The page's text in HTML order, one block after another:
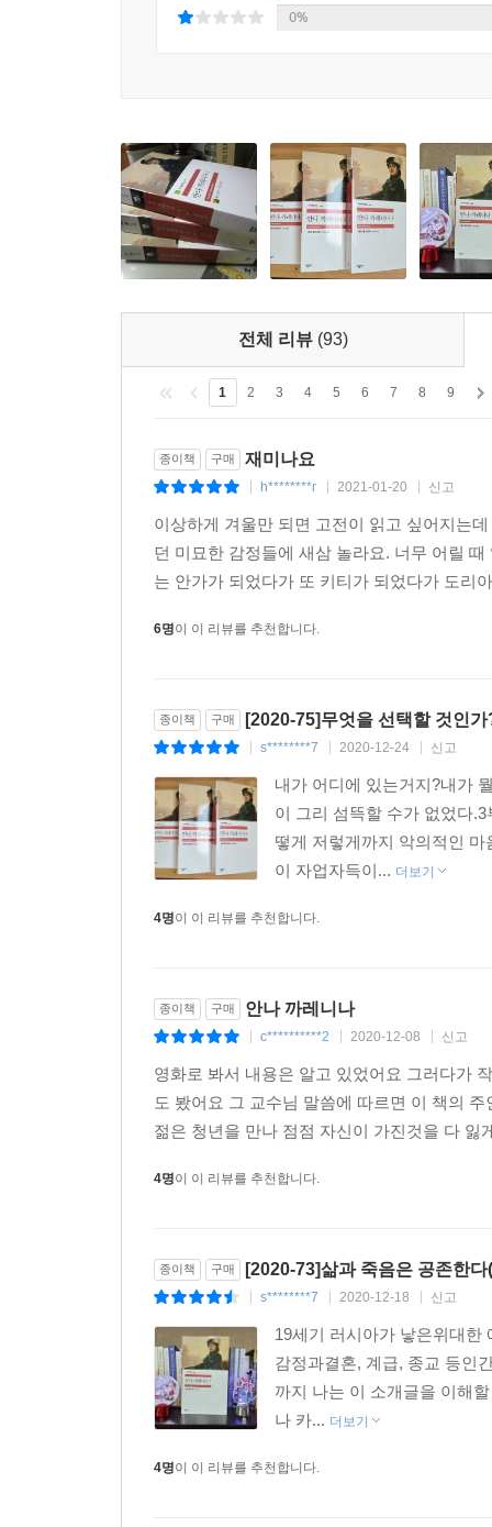
파장을 일으킨다. 둘은 사회에서 싸늘하게 외면당
안나는 점점 더 브론스키에게 집착하게 된다. 다
못한다는 것을 깨달으면서, 안나는 브론스키에
느낀다.
‘의식의 흐름’ 기법으로 제임스 조이스, 버지니아
샅샅이 읽어 낸다. 각각의 인물들이 자신의 내면
톨스토이가 『안나 카레니나』에서 보여 준
작가들에게로 계승되어 발전했다.
‘저 남자는 날 안다고 생각한 모양이야. 이 세
말하듯, 내가 아는 건 나 자신의 욕구야. 저 아이
그녀는 아이스크림 장수를 불러 세운 두 소년을
『안나 카레니나』는 1935년 그레타 가르보를
계속해서 영화로 만들어졌다. 이 소설은 1878
장르로 재탄생하면서 영원한 고전으로서의 가치
0%
전체 리뷰 (93)
1 2 3 4 5 6 7 8 9
종이책 구매 재미나요
h********r 2021-01-20 신고
이상하게 겨울만 되면 고전이 읽고 싶어지는
던 미묘한 감정들에 새삼 놀라요. 너무 어릴
는 안가가 되었다가 또 키티가 되었다가 도리
6명이 이 리뷰를 추천합니다.
종이책 구매 [2020-75]무엇을 선택할 것인
s********7 2020-12-24 신고
내가 어디에 있는거지?내가
이 그리 섬뜩할 수가 없었다
떻게 저렇게까지 악의적인
이 자업자득이... 더보기
4명이 이 리뷰를 추천합니다.
종이책 구매 안나 까레니나
c**********2 2020-12-08 신고
영화로 봐서 내용은 알고 있었어요 그러다가
도 봤어요 그 교수님 말씀에 따르면 이 책의
젊은 청년을 만나 점점 자신이 가진것을 다
4명이 이 리뷰를 추천합니다.
종이책 구매 [2020-73]삶과 죽음은 공존한
s********7 2020-12-18 신고
19세기 러시아가 낳은위대한
감정과결혼, 계급, 종교 등인
까지 나는 이 소개글을 이해
나 카... 더보기
4명이 이 리뷰를 추천합니다.